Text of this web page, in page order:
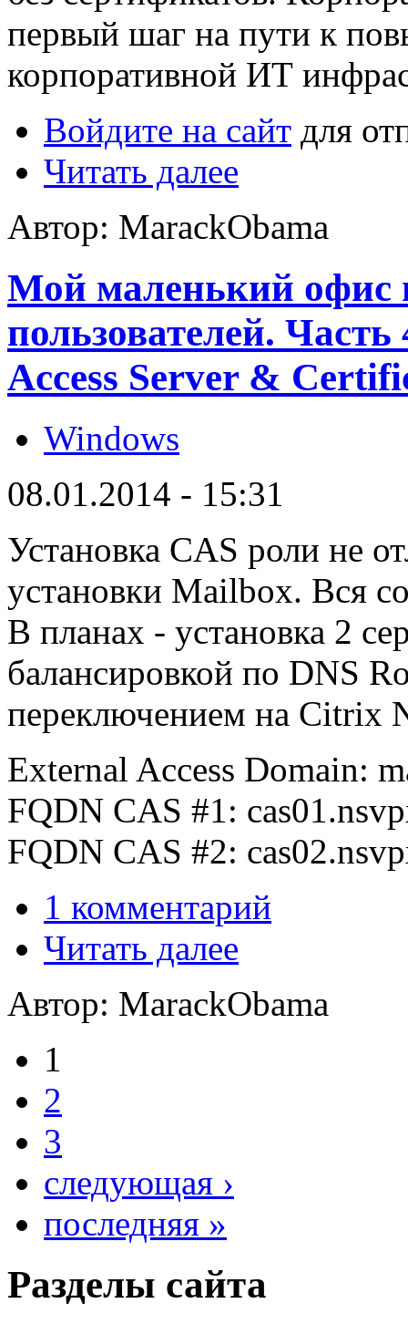
первый шаг на пути к
корпоративной ИТ
Войдите на сайт для
Читать далее
Автор: MarackObama
Мой маленький офис
пользователей.
Access Server &
Windows
08.01.2014 - 15:31
Установка CAS роли не
установки Mailbox. Вся
В планах - установка 2
балансировкой по DNS
переключением на Citrix
External Access Domain:
FQDN CAS #1:
FQDN CAS #2:
1 комментарий
Читать далее
Автор: MarackObama
1
2
3
следующая ›
последняя »
Разделы сайта